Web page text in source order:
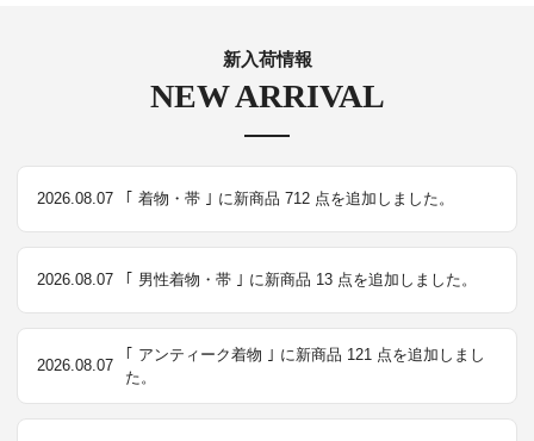
NEW ARRIVAL
新入荷情報
2026.08.07 ｢ 着物・帯 ｣ に新商品 712 点を追加しました。
2026.08.07 ｢ 男性着物・帯 ｣ に新商品 13 点を追加しました。
2026.08.07
｢ アンティーク着物 ｣ に新商品 121 点を追加しまし
た。